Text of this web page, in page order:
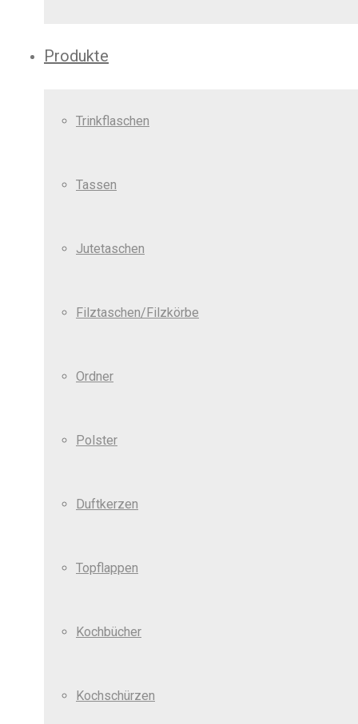
Produkte
Trinkflaschen
Tassen
Jutetaschen
Filztaschen/Filzkörbe
Ordner
Polster
Duftkerzen
Topflappen
Kochbücher
Kochschürzen